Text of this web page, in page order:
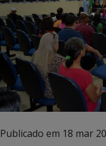
Publicado em 18 mar